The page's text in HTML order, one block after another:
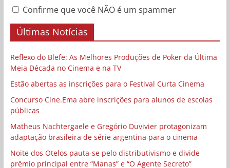
Confirme que você NÃO é um spammer
Últimas Notícias
Reflexo do Blefe: As Melhores Produções de Poker da Última
Meia Década no Cinema e na TV
Estão abertas as inscrições para o Festival Curta Cinema
Concurso Cine.Ema abre inscrições para alunos de escolas
públicas
Matheus Nachtergaele e Gregório Duvivier protagonizam
adaptação brasileira de série argentina para o cinema
Noite dos Otelos pauta-se pelo distributivismo e divide
prêmio principal entre “Manas” e “O Agente Secreto”